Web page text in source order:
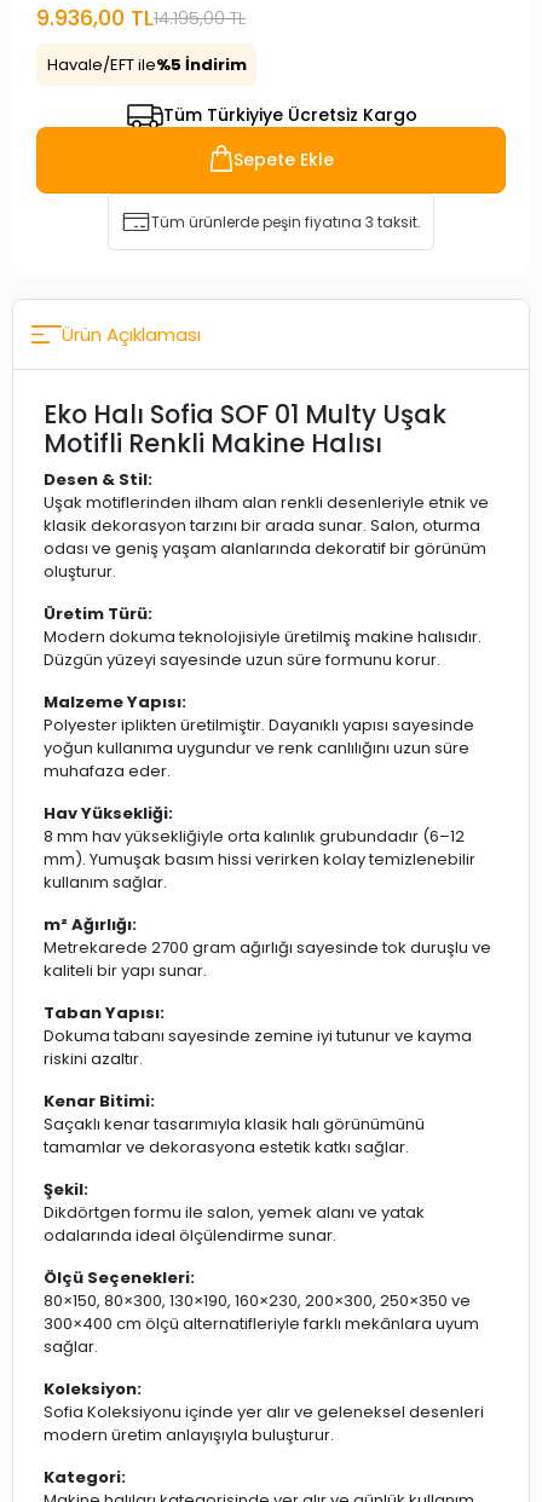
9.936,00 TL14.195,00 TL
Havale/EFT ile%5 İndirim
Tüm Türkiyiye Ücretsiz Kargo
Sepete Ekle
Tüm ürünlerde peşin fiyatına 3 taksit.
Ürün Açıklaması
Eko Halı Sofia SOF 01 Multy Uşak
Motifli Renkli Makine Halısı
Desen & Stil:
Uşak motiflerinden ilham alan renkli desenleriyle etnik ve
klasik dekorasyon tarzını bir arada sunar. Salon, oturma
odası ve geniş yaşam alanlarında dekoratif bir görünüm
oluşturur.
Üretim Türü:
Modern dokuma teknolojisiyle üretilmiş makine halısıdır.
Düzgün yüzeyi sayesinde uzun süre formunu korur.
Malzeme Yapısı:
Polyester iplikten üretilmiştir. Dayanıklı yapısı sayesinde
yoğun kullanıma uygundur ve renk canlılığını uzun süre
muhafaza eder.
Hav Yüksekliği:
8 mm hav yüksekliğiyle orta kalınlık grubundadır (6–12
mm). Yumuşak basım hissi verirken kolay temizlenebilir
kullanım sağlar.
m² Ağırlığı:
Metrekarede 2700 gram ağırlığı sayesinde tok duruşlu ve
kaliteli bir yapı sunar.
Taban Yapısı:
Dokuma tabanı sayesinde zemine iyi tutunur ve kayma
riskini azaltır.
Kenar Bitimi:
Saçaklı kenar tasarımıyla klasik halı görünümünü
tamamlar ve dekorasyona estetik katkı sağlar.
Şekil:
Dikdörtgen formu ile salon, yemek alanı ve yatak
odalarında ideal ölçülendirme sunar.
Ölçü Seçenekleri:
80×150, 80×300, 130×190, 160×230, 200×300, 250×350 ve
300×400 cm ölçü alternatifleriyle farklı mekânlara uyum
sağlar.
Koleksiyon:
Sofia Koleksiyonu içinde yer alır ve geleneksel desenleri
modern üretim anlayışıyla buluşturur.
Kategori: